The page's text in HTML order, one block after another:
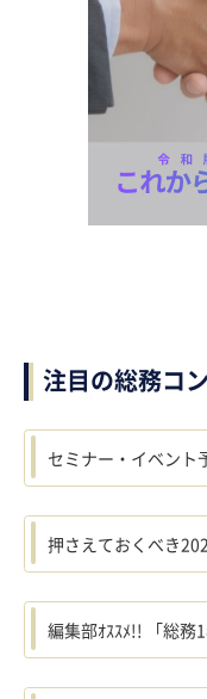
注目の総務コ
セミナー・イベン
押さえておくべき
編集部ｵｽｽﾒ!! 「総務